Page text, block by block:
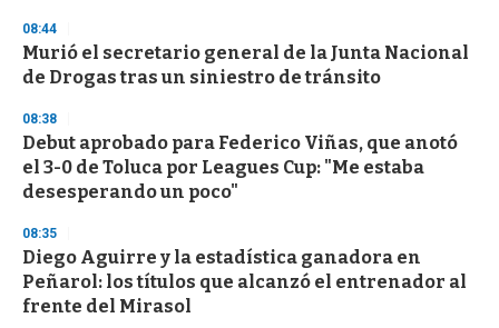
08:44
Murió el secretario general de la Junta Nacional
de Drogas tras un siniestro de tránsito
08:38
Debut aprobado para Federico Viñas, que anotó
el 3-0 de Toluca por Leagues Cup: "Me estaba
desesperando un poco"
08:35
Diego Aguirre y la estadística ganadora en
Peñarol: los títulos que alcanzó el entrenador al
frente del Mirasol